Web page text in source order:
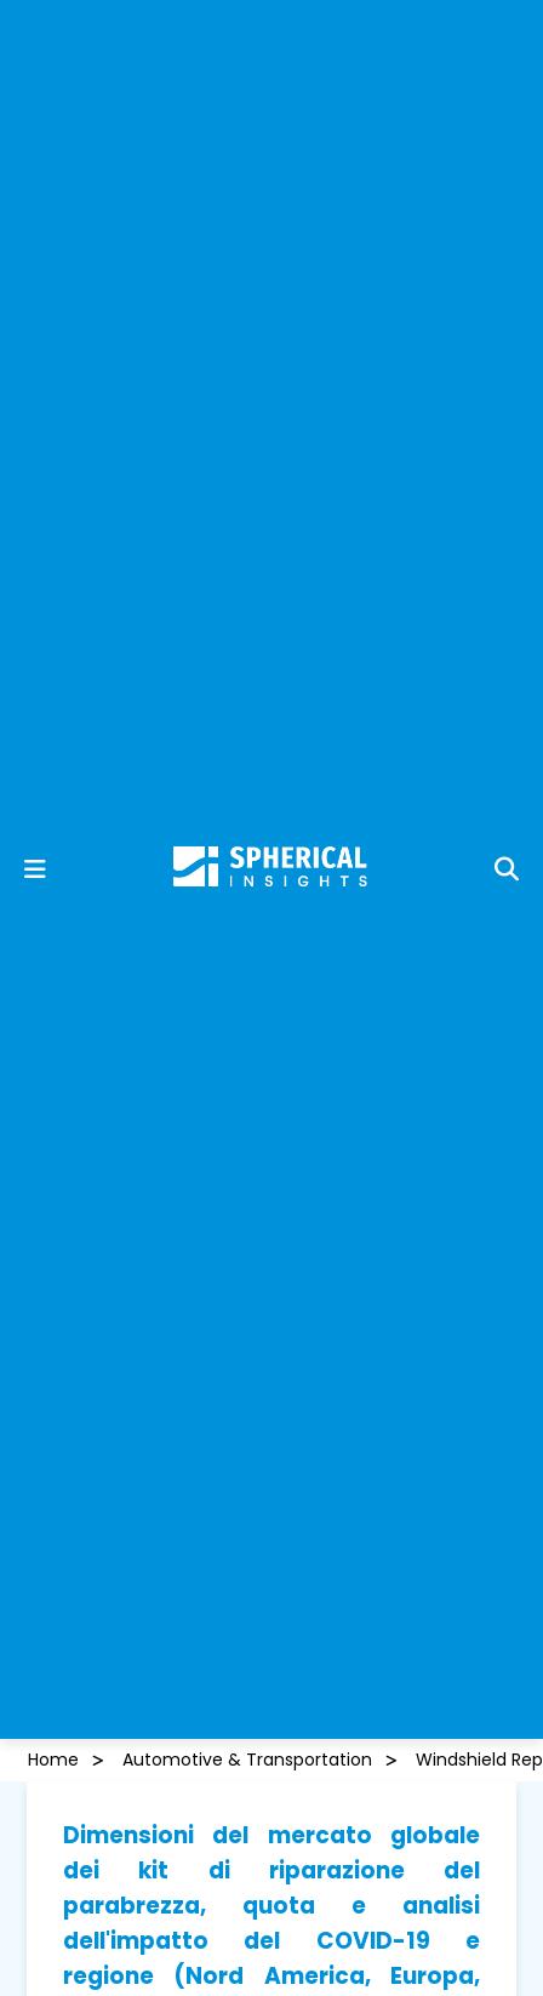
Home Automotive & Transportation Windshield
Dimensioni del mercato globale
dei kit di riparazione del
parabrezza, quota e analisi
dell'impatto del COVID-19 e
regione (Nord America, Europa,